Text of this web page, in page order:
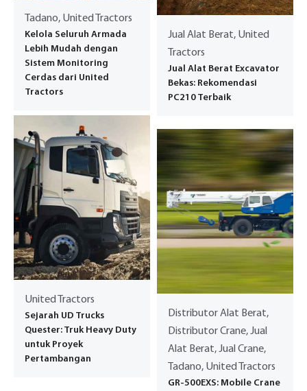
Tadano, United Tractors
Kelola Seluruh Armada
Lebih Mudah dengan
Sistem Monitoring
Cerdas dari United
Tractors
Jual Alat Berat, United
Tractors
Jual Alat Berat Excavator
Bekas: Rekomendasi
PC210 Terbaik
United Tractors
Sejarah UD Trucks
Quester: Truk Heavy Duty
untuk Proyek
Pertambangan
Distributor Alat Berat,
Distributor Crane, Jual
Alat Berat, Jual Crane,
Tadano, United Tractors
GR-500EXS: Mobile Crane